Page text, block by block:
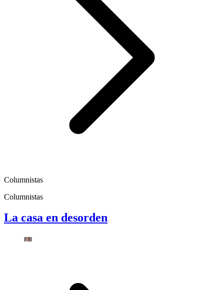
Columnistas
Columnistas
La casa en desorden